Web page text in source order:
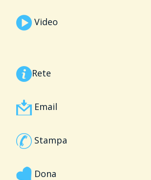
Video
Rete
Email
Stampa
Dona